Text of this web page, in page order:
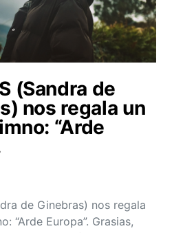
(Sandra de
nos regala un
“Arde
de Ginebras) nos regala
“Arde Europa”. Grasias,